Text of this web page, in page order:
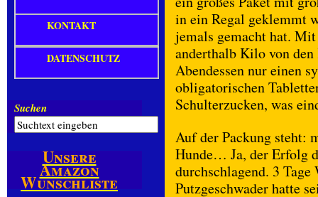
in ein Regal geklemmt
jemals gemacht hat.
anderthalb Kilo von den
Abendessen nur einen
obligatorischen
Schulterzucken, was
Auf der Packung steht:
Hunde… Ja, der Erfolg
durchschlagend. 3
Putzgeschwader hatte
KONTAKT
DATENSCHUTZ
Suchen
Unsere
Amazon
Wunschliste